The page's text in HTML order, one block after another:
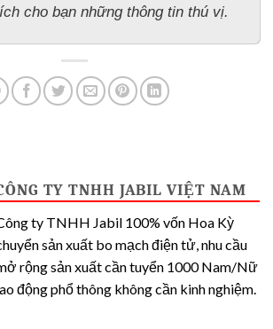
cho bạn những thông tin thú vị.
TY TNHH JABIL VIỆT NAM
ty TNHH Jabil 100% vốn Hoa Kỳ
sản xuất bo mạch điện tử, nhu cầu
rộng sản xuất cần tuyển 1000 Nam/Nữ
động phổ thông không cần kinh nghiệm.